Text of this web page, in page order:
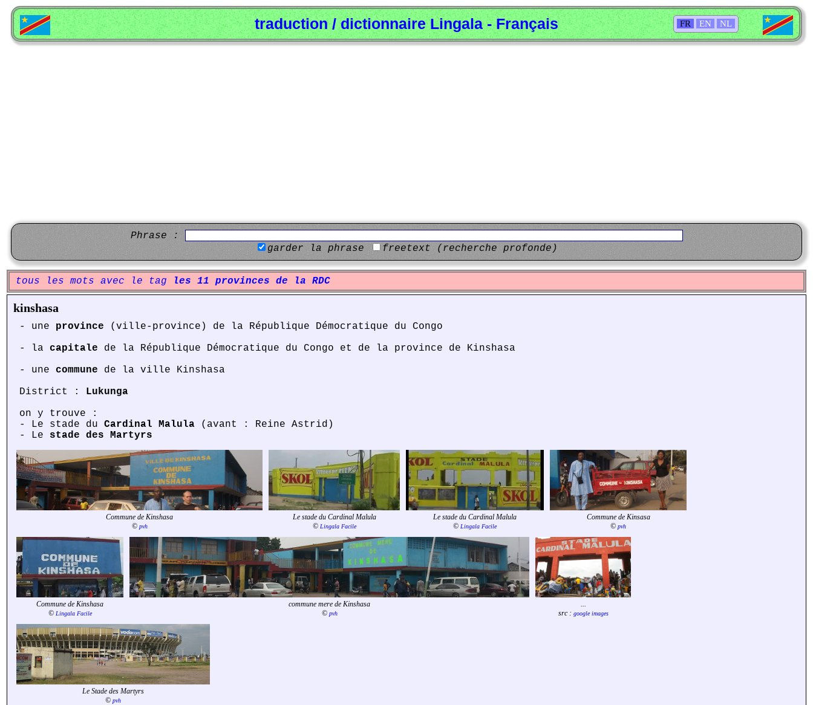
FR EN NL
traduction / dictionnaire Lingala - Français
Phrase :
garder la phrase
freetext (recherche profonde)
tous les mots avec le tag les 11 provinces de la RDC
kinshasa
- une province (ville-province) de la République Démocratique du Congo
- la capitale de la République Démocratique du Congo et de la province de Kinshasa
- une commune de la ville Kinshasa
District : Lukunga
on y trouve :
- Le stade du Cardinal Malula (avant : Reine Astrid)
- Le stade des Martyrs
Commune de Kinshasa
© pvh
Le stade du Cardinal Malula
© Lingala Facile
Le stade du Cardinal Malula
© Lingala Facile
Commune de Kinsasa
© pvh
Commune de Kinshasa
© Lingala Facile
commune mere de Kinshasa
© pvh
...
src : google images
Le Stade des Martyrs
© pvh